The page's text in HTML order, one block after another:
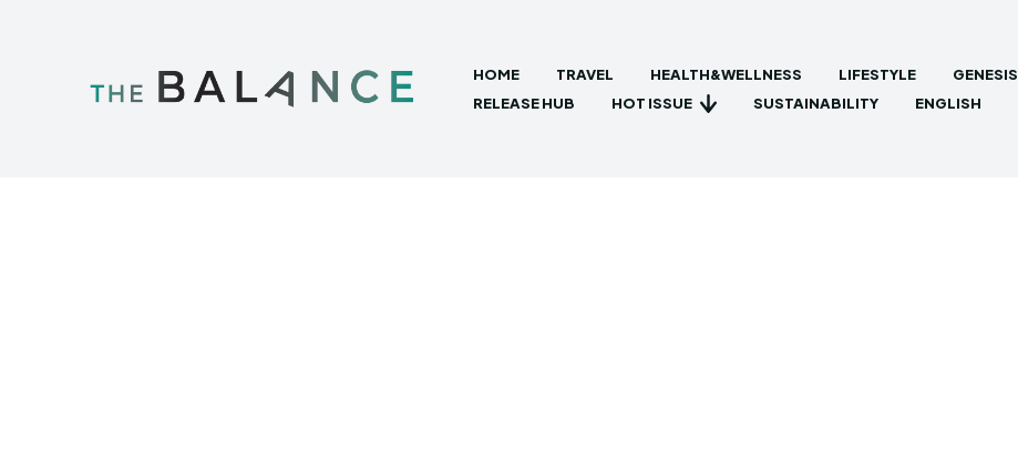
HOME TRAVEL HEALTH&WELLNESS LIFESTYLE GENESIS
RELEASE HUB
HOT ISSUE SUSTAINABILITY ENGLISH